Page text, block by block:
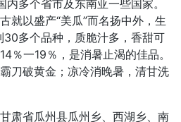
多个省市及东南亚一些国家。
以盛产“美瓜”而名扬中外，生
30多个品种，质脆汁多，香甜可
％一19％，是消暑止渴的佳品。
刀破黄金；凉冷消晚暑，清甘洗
省瓜州县瓜州乡、西湖乡、南